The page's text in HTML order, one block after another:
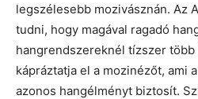
legszélesebb mozivásznán. Az
tudni, hogy magával ragadó
hangrendszereknél tízszer több
kápráztatja el a mozinézőt, ami
azonos hangélményt biztosít.